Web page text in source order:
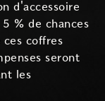
d'accessoire
% de chances
coffres
seront
les